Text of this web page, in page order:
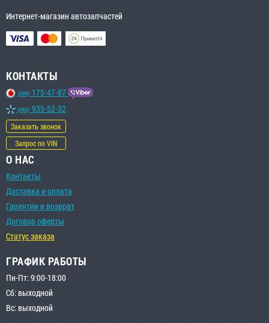
Интернет-магазин автозапчастей
КОНТАКТЫ
(099) 175-47-87
(068) 935-52-32
Заказать звонок
Запрос по VIN
О НАС
Контакты
Доставка и оплата
Гарантии и возврат
Договор оферты
Статус заказа
ГРАФИК РАБОТЫ
Пн-Пт: 9:00-18:00
Сб: выходной
Вс: выходной